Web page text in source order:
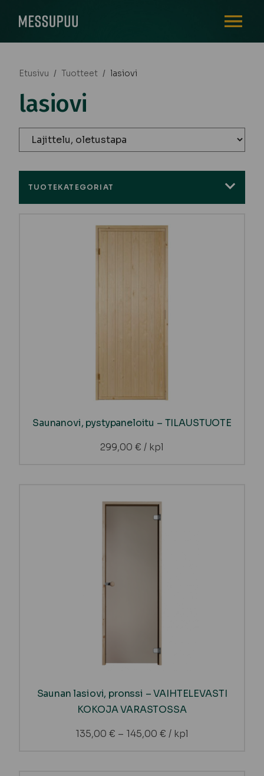
Etusivu / Tuotteet / lasiovi
lasiovi
TUOTEKATEGORIAT
Saunanovi, pystypaneloitu – TILAUSTUOTE
299,00 € / kpl
Saunan lasiovi, pronssi – VAIHTELEVASTI
KOKOJA VARASTOSSA
135,00 € – 145,00 € / kpl